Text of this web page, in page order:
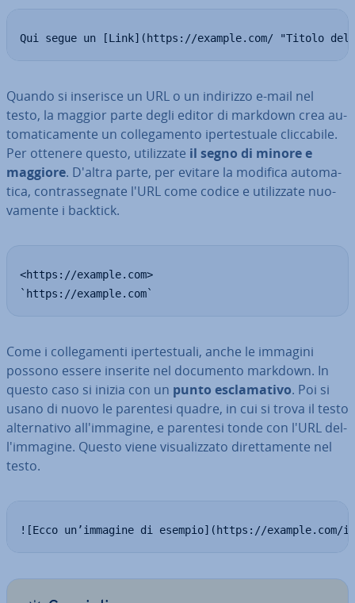
Qui segue un [Link](https://example.com/ "Titolo
Quando si inserisce un URL o un indirizzo e-mail nel
testo, la maggior parte degli editor di markdown crea au­
to­ma­ti­ca­men­te un col­le­ga­men­to iper­te­stua­le clic­ca­bi­le.
Per ottenere questo, uti­liz­za­te il segno di minore e
maggiore. D'altra parte, per evitare la modifica au­to­ma­
ti­ca, con­tras­se­gna­te l'URL come codice e uti­liz­za­te nuo­
va­men­te i backtick.
<https://example.com>
`https://example.com`
Come i col­le­ga­men­ti iper­te­stua­li, anche le immagini
possono essere inserite nel documento markdown. In
questo caso si inizia con un punto escla­ma­ti­vo. Poi si
usano di nuovo le parentesi quadre, in cui si trova il testo
al­ter­na­ti­vo al­l'im­ma­gi­ne, e parentesi tonde con l'URL del­
l'im­ma­gi­ne. Questo viene vi­sua­liz­za­to di­ret­ta­men­te nel
testo.
![Ecco un’immagine di esempio](https://example.com/